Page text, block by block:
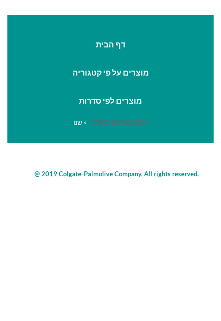
דף הבית
מוצרים על פי קטגוריה
מוצרים לפי סדרות
אתם צופים באתר > שנו
@ 2019 Colgate-Palmolive Company. All rights reserved.